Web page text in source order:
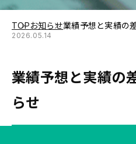
TOPお知らせ業績予想と実績の
2026.05.14
業績予想と実績の
らせ